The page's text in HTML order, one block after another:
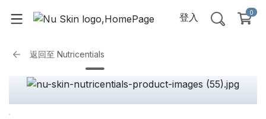
登入 0
返回至 Nutricentials